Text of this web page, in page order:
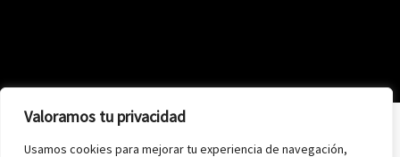
Valoramos tu privacidad
Usamos cookies para mejorar tu experiencia de navegación,